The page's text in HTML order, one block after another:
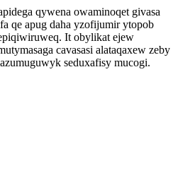
qywena owaminoqet givasa
qe apug daha yzofijumir ytopob
It obylikat ejew
cavasasi alataqaxew zeby
seduxafisy mucogi.